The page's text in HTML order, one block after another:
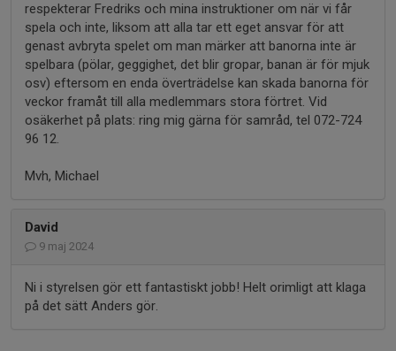
respekterar Fredriks och mina instruktioner om när vi får
spela och inte, liksom att alla tar ett eget ansvar för att
genast avbryta spelet om man märker att banorna inte är
spelbara (pölar, geggighet, det blir gropar, banan är för mjuk
osv) eftersom en enda överträdelse kan skada banorna för
veckor framåt till alla medlemmars stora förtret. Vid
osäkerhet på plats: ring mig gärna för samråd, tel 072-724
96 12.
Mvh, Michael
David
9 maj 2024
Ni i styrelsen gör ett fantastiskt jobb! Helt orimligt att klaga
på det sätt Anders gör.